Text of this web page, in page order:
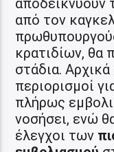
αποδεικνύουν
από τον
κρατιδίων, θα
στάδια.
περιορισμοί
πλήρως
νοσήσει, ενώ
έλεγχοι των